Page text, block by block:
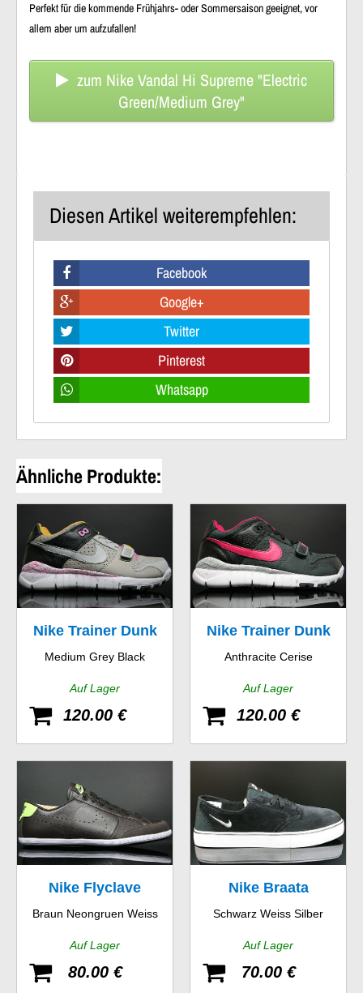
Perfekt für die kommende Frühjahrs- oder Sommersaison geeignet, vor
allem aber um aufzufallen!
zum Nike Vandal Hi Supreme "Electric
Green/Medium Grey"
Diesen Artikel weiterempfehlen:
Facebook
Google+
Twitter
Pinterest
Whatsapp
Ähnliche Produkte:
Nike Trainer Dunk
Low
Medium Grey Black
Auf Lager
120.00 €
Nike Trainer Dunk
Low
Anthracite Cerise
Auf Lager
120.00 €
Nike Flyclave
Leather
Braun Neongruen Weiss
Auf Lager
80.00 €
Nike Braata
Schwarz Weiss Silber
Auf Lager
70.00 €